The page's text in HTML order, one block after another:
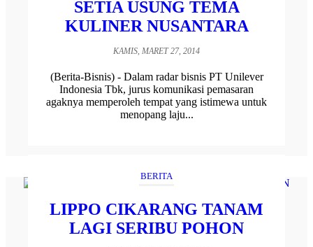
SETIA USUNG TEMA
KULINER NUSANTARA
KAMIS, MARET 27, 2014
(Berita-Bisnis) - Dalam radar bisnis PT Unilever
Indonesia Tbk, jurus komunikasi pemasaran
agaknya memperoleh tempat yang istimewa untuk
menopang laju...
BERITA
LIPPO CIKARANG TANAM
LAGI SERIBU POHON